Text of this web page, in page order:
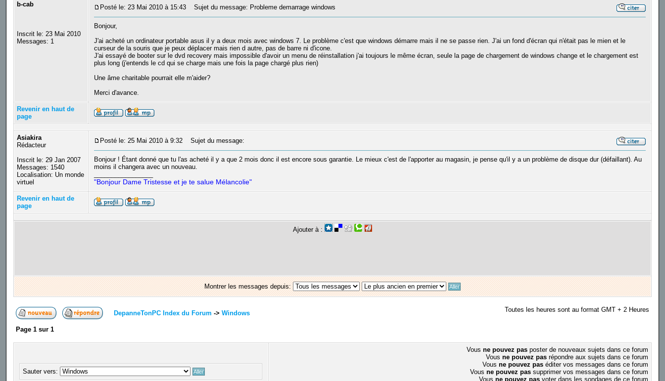
b-cab
Inscrit le: 23 Mai 2010
Messages: 1
Posté le: 23 Mai 2010 à 15:43 Sujet du message: Probleme demarrage windows
Bonjour,
J'ai acheté un ordinateur portable asus il y a deux mois avec windows 7. Le problème c'est que windows démarre mais il ne se passe rien. J'ai un fond d'écran qui n'était pas le mien et le
curseur de la souris que je peux déplacer mais rien d autre, pas de barre ni d'icone.
J'ai essayé de booter sur le dvd recovery mais impossible d'avoir un menu de réinstallation j'ai toujours le même écran, seule la page de chargement de windows change et le chargement est
plus long (j'entends le cd qui se charge mais une fois la page chargé plus rien)
Une âme charitable pourrait elle m'aider?
Merci d'avance.
Revenir en haut de
page
Asiakira
Rédacteur
Inscrit le: 29 Jan 2007
Messages: 1540
Localisation: Un monde
virtuel
Posté le: 25 Mai 2010 à 9:32 Sujet du message:
Bonjour ! Étant donné que tu l'as acheté il y a que 2 mois donc il est encore sous garantie. Le mieux c'est de l'apporter au magasin, je pense qu'il y a un problème de disque dur (défaillant). Au
moins il changera avec un nouveau.
"Bonjour Dame Tristesse et je te salue Mélancolie"
Revenir en haut de
page
Ajouter à :
Montrer les messages depuis:
DepanneTonPC Index du Forum -> Windows Toutes les heures sont au format GMT + 2 Heures
Page 1sur 1
Sauter vers:
Vous ne pouvez pasposter de nouveaux sujets dans ce forum
Vous ne pouvez pasrépondre aux sujets dans ce forum
Vous ne pouvez paséditer vos messages dans ce forum
Vous ne pouvez passupprimer vos messages dans ce forum
Vous ne pouvez pasvoter dans les sondages de ce forum